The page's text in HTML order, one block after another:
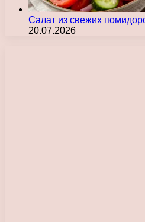
Салат из свежих
20.07.2026